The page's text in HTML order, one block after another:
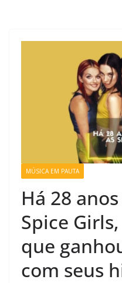
MÚSICA EM PAUTA
Há 28
Spice
que
com seus